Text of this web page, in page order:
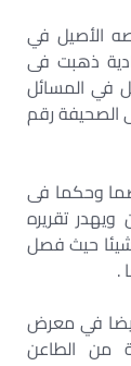
الأصيل في
ذهبت فى
في المسائل
الصحيفة رقم
وحكما فى
تقريره
شيئا حيث فصل
.
في معرض
من الطاعن